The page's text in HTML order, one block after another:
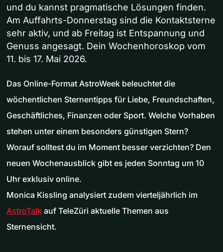
und du kannst pragmatische Lösungen finden.
Am Auffahrts-Donnerstag sind die Kontaktsterne
sehr aktiv, und ab Freitag ist Entspannung und
Genuss angesagt. Dein Wochenhoroskop vom
11. bis 17. Mai 2026.
Das Online-Format AstroWeek beleuchtet die
wöchentlichen Sternentipps für Liebe, Freundschaften,
Geschäftliches, Finanzen oder Sport. Welche Vorhaben
stehen unter einem besonders günstigen Stern?
Worauf solltest du im Moment besser verzichten? Den
neuen Wochenausblick gibt es jeden Sonntag um 10
Uhr exklusiv online.
Monica Kissling analysiert zudem vierteljährlich im
AstroTalk auf TeleZüri aktuelle Themen aus
Sternensicht.